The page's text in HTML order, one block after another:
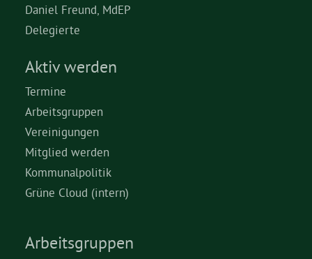
Daniel Freund, MdEP
Delegierte
Aktiv werden
Termine
Arbeitsgruppen
Vereinigungen
Mitglied werden
Kommunalpolitik
Grüne Cloud (intern)
Arbeitsgruppen